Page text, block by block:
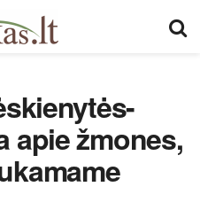
apie žmones,